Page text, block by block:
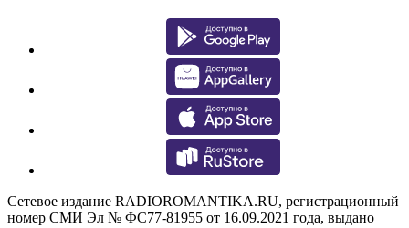
Сетевое издание RADIOROMANTIKA.RU, регистрационный
номер СМИ Эл № ФС77-81955 от 16.09.2021 года, выдано